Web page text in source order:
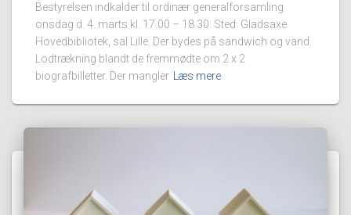
Bestyrelsen indkalder til ordinær generalforsamling
onsdag d. 4. marts kl. 17.00 – 18.30. Sted: Gladsaxe
Hovedbibliotek, sal Lille. Der bydes på sandwich og vand.
Lodtrækning blandt de fremmødte om 2 x 2
biografbilletter. Der mangler Læs mere